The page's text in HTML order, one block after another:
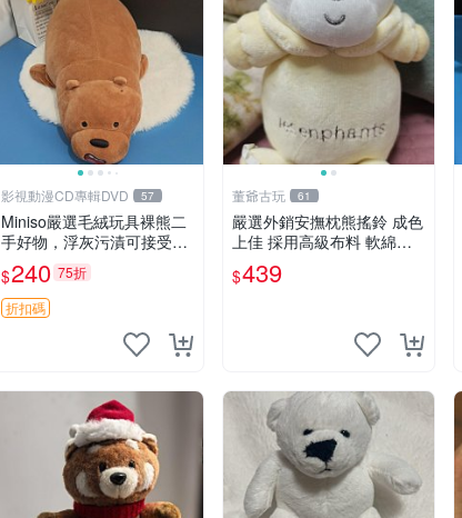
影視動漫CD專輯DVD 57
Miniso嚴選毛絨玩具裸熊二
手好物，浮灰污漬可接受。
請詳閱照片再下單，售出不
退不換。全新品相收藏推
薦。 裸熊 毛絨玩具 收藏
$240 75折
折扣碼
董爺古玩 61
嚴選外銷安撫枕熊搖鈴 成色
上佳 採用高級布料 軟綿適
合收藏 安心選購 安撫枕 熊
玩具 搖鈴
$439